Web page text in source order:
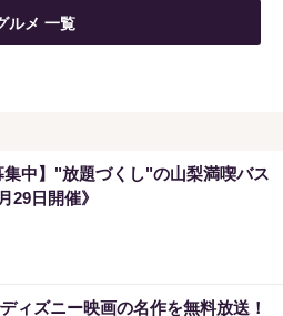
ルメ 一覧
集中】"放題づくし"の山梨満喫バス
29日開催》
ィズニー映画の名作を無料放送！